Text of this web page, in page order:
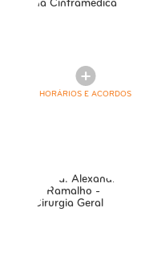
HORÁRIOS E ACORDOS